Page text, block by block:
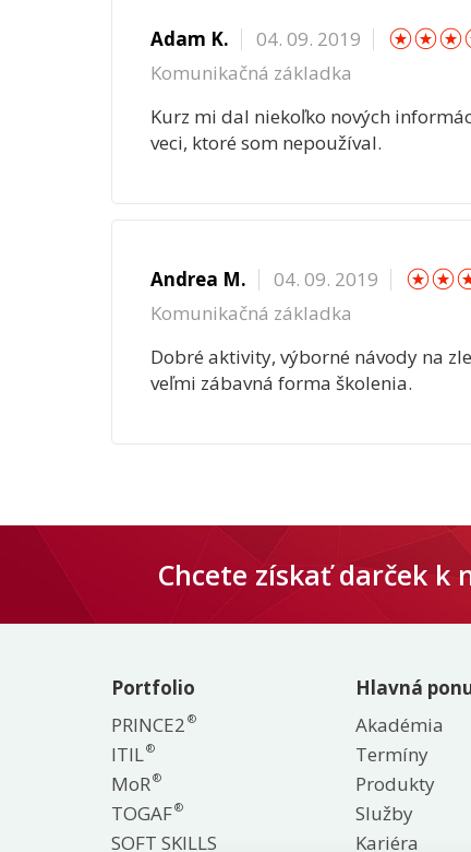
Adam K. 04. 09. 2019 ☆☆
Komunikačná základka
Kurz mi dal niekoľko nových
veci, ktoré som nepoužíval.
Andrea M. 04. 09. 2019 ☆
Komunikačná základka
Dobré aktivity, výborné návody na
veľmi zábavná forma školenia.
Chcete získať darček k
Portfolio
PRINCE2 ®
ITIL®
MoR®
TOGAF®
SOFT SKILLS
Hlavná
Akadémia
Termíny
Produkty
Služby
Kariéra